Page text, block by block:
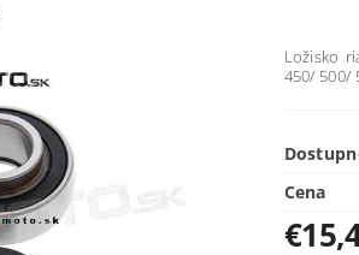
Ložisko
450/ 500/
Cena